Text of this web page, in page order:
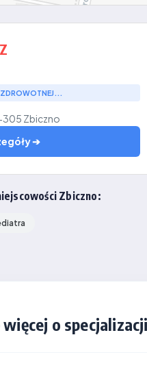
305 Zbiczno
➔
Zbiczno:
o specjalizacji